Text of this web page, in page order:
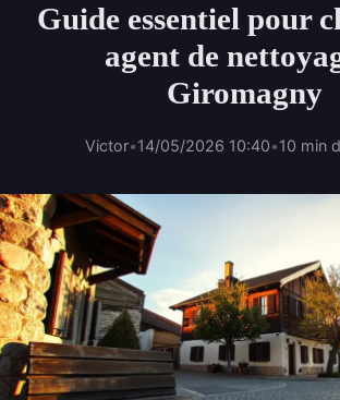
Guide essentiel pour
agent de
Giromagny
Victor•14/05/2026 10:40•10 min